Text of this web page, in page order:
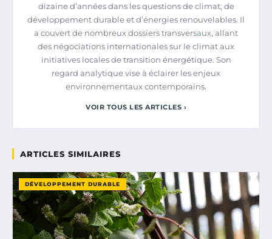
dizaine d’années dans les questions de climat, de
développement durable et d’énergies renouvelables. Il
a couvert de nombreux dossiers transversaux, allant
des négociations internationales sur le climat aux
initiatives locales de transition énergétique. Son
regard analytique vise à éclairer les enjeux
environnementaux contemporains.
VOIR TOUS LES ARTICLES ›
ARTICLES SIMILAIRES
DÉVELOPPEMENT DURABLE